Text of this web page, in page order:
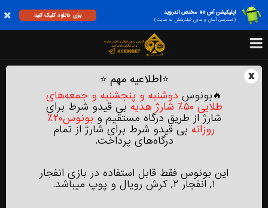
اپلیکیشن آس 90 مختص اندروید
(دسترسی آسان و بدون فیلترشکن به سایت)
برای دانلود کلیک کنید
x
⭐اطلاعیه مهم ⭐
🔥بونوس دوشنبه و پنجشنبه‌ و جمعه‌های
طلایی ۵۰٪ شارژ هدیه بی‌ قیدو شرط برای
شارژ از طریق درگاه مستقیم و بونوس۲۰٪
روزانه بی‌ قیدو شرط برای شارژ از تمام
درگاه‌های پرداخت.
این بونوس فقط قابل استفاده در بازی انفجار
۱, انفجار ۲, کرش رویال و پوپ میباشد.